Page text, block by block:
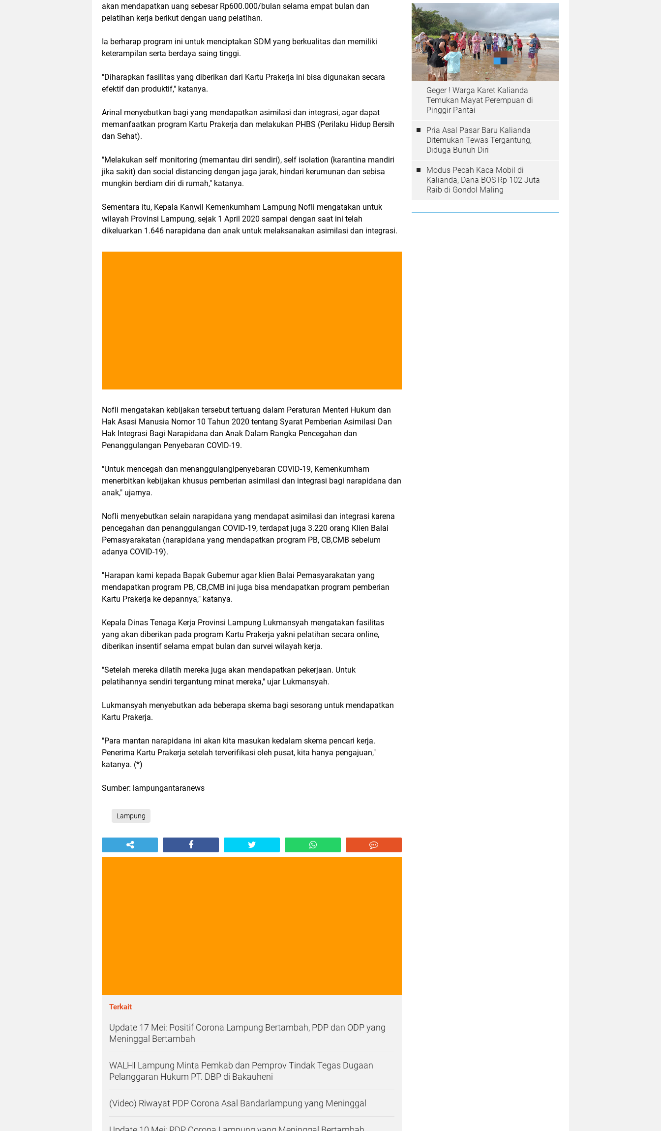
akan mendapatkan uang sebesar Rp600.000/bulan selama empat bulan dan
pelatihan kerja berikut dengan uang pelatihan.
Ia berharap program ini untuk menciptakan SDM yang berkualitas dan memiliki
keterampilan serta berdaya saing tinggi.
"Diharapkan fasilitas yang diberikan dari Kartu Prakerja ini bisa digunakan secara
efektif dan produktif," katanya.
Arinal menyebutkan bagi yang mendapatkan asimilasi dan integrasi, agar dapat
memanfaatkan program Kartu Prakerja dan melakukan PHBS (Perilaku Hidup Bersih
dan Sehat).
"Melakukan self monitoring (memantau diri sendiri), self isolation (karantina mandiri
jika sakit) dan social distancing dengan jaga jarak, hindari kerumunan dan sebisa
mungkin berdiam diri di rumah," katanya.
Sementara itu, Kepala Kanwil Kemenkumham Lampung Nofli mengatakan untuk
wilayah Provinsi Lampung, sejak 1 April 2020 sampai dengan saat ini telah
dikeluarkan 1.646 narapidana dan anak untuk melaksanakan asimilasi dan integrasi.
Nofli mengatakan kebijakan tersebut tertuang dalam Peraturan Menteri Hukum dan
Hak Asasi Manusia Nomor 10 Tahun 2020 tentang Syarat Pemberian Asimilasi Dan
Hak Integrasi Bagi Narapidana dan Anak Dalam Rangka Pencegahan dan
Penanggulangan Penyebaran COVID-19.
"Untuk mencegah dan menanggulangipenyebaran COVID-19, Kemenkumham
menerbitkan kebijakan khusus pemberian asimilasi dan integrasi bagi narapidana dan
anak," ujarnya.
Nofli menyebutkan selain narapidana yang mendapat asimilasi dan integrasi karena
pencegahan dan penanggulangan COVID-19, terdapat juga 3.220 orang Klien Balai
Pemasyarakatan (narapidana yang mendapatkan program PB, CB,CMB sebelum
adanya COVID-19).
"Harapan kami kepada Bapak Gubernur agar klien Balai Pemasyarakatan yang
mendapatkan program PB, CB,CMB ini juga bisa mendapatkan program pemberian
Kartu Prakerja ke depannya," katanya.
Kepala Dinas Tenaga Kerja Provinsi Lampung Lukmansyah mengatakan fasilitas
yang akan diberikan pada program Kartu Prakerja yakni pelatihan secara online,
diberikan insentif selama empat bulan dan survei wilayah kerja.
"Setelah mereka dilatih mereka juga akan mendapatkan pekerjaan. Untuk
pelatihannya sendiri tergantung minat mereka," ujar Lukmansyah.
Lukmansyah menyebutkan ada beberapa skema bagi sesorang untuk mendapatkan
Kartu Prakerja.
"Para mantan narapidana ini akan kita masukan kedalam skema pencari kerja.
Penerima Kartu Prakerja setelah terverifikasi oleh pusat, kita hanya pengajuan,"
katanya. (*)
Sumber: lampungantaranews
Lampung
Terkait
Update 17 Mei: Positif Corona Lampung Bertambah, PDP dan ODP yang
Meninggal Bertambah
WALHI Lampung Minta Pemkab dan Pemprov Tindak Tegas Dugaan
Pelanggaran Hukum PT. DBP di Bakauheni
(Video) Riwayat PDP Corona Asal Bandarlampung yang Meninggal
Geger ! Warga Karet Kalianda
Temukan Mayat Perempuan di
Pinggir Pantai
Pria Asal Pasar Baru Kalianda
Ditemukan Tewas Tergantung,
Diduga Bunuh Diri
Modus Pecah Kaca Mobil di
Kalianda, Dana BOS Rp 102 Juta
Raib di Gondol Maling